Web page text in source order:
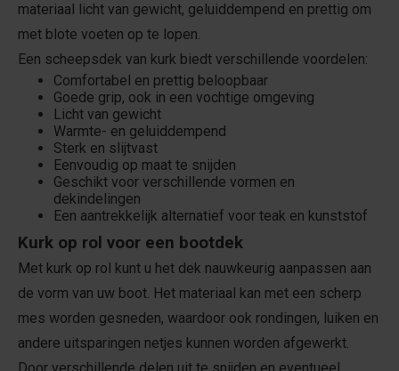
materiaal licht van gewicht, geluiddempend en prettig om
met blote voeten op te lopen.
Een scheepsdek van kurk biedt verschillende voordelen:
Comfortabel en prettig beloopbaar
Goede grip, ook in een vochtige omgeving
Licht van gewicht
Warmte- en geluiddempend
Sterk en slijtvast
Eenvoudig op maat te snijden
Geschikt voor verschillende vormen en
dekindelingen
Een aantrekkelijk alternatief voor teak en kunststof
Kurk op rol voor een bootdek
Met kurk op rol kunt u het dek nauwkeurig aanpassen aan
de vorm van uw boot. Het materiaal kan met een scherp
mes worden gesneden, waardoor ook rondingen, luiken en
andere uitsparingen netjes kunnen worden afgewerkt.